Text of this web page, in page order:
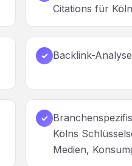
Citations für Köln
✓ Backlink-
✓
Kölns
Medien,